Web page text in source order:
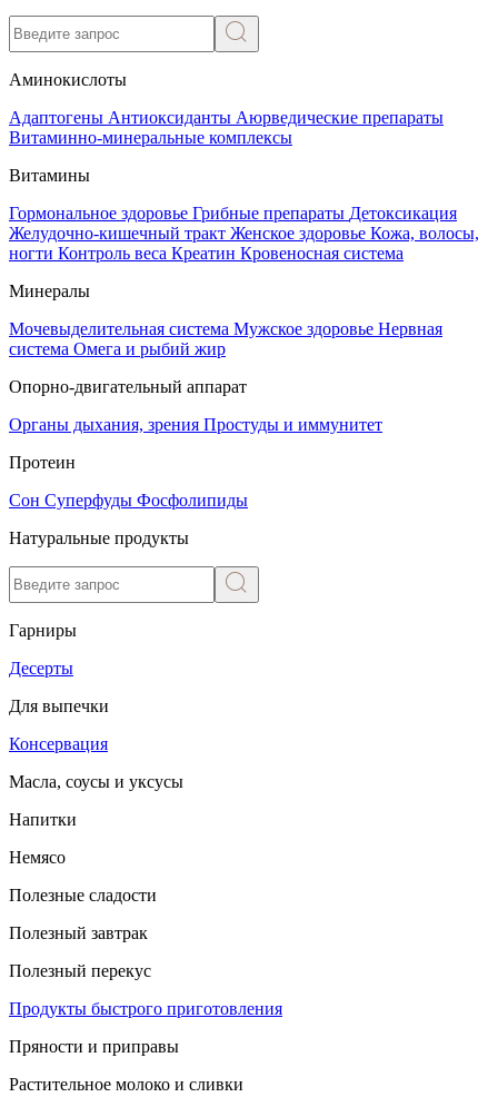
Аминокислоты
Адаптогены Антиоксиданты Аюрведические препараты
Витаминно-минеральные комплексы
Витамины
Гормональное здоровье Грибные препараты Детоксикация
Желудочно-кишечный тракт Женское здоровье Кожа, волосы,
ногти Контроль веса Креатин Кровеносная система
Минералы
Мочевыделительная система Мужское здоровье Нервная
система Омега и рыбий жир
Опорно-двигательный аппарат
Органы дыхания, зрения Простуды и иммунитет
Протеин
Сон Суперфуды Фосфолипиды
Натуральные продукты
Гарниры
Десерты
Для выпечки
Консервация
Масла, соусы и уксусы
Напитки
Немясо
Полезные сладости
Полезный завтрак
Полезный перекус
Продукты быстрого приготовления
Пряности и приправы
Растительное молоко и сливки